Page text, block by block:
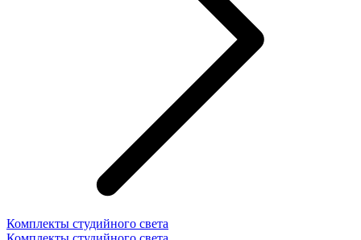
Комплекты студийного света